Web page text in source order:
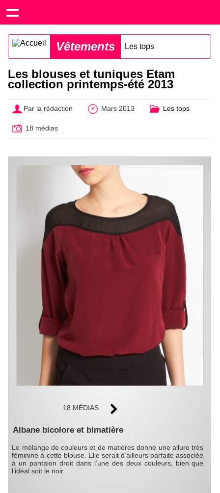
Vêtements Les tops
Les blouses et tuniques Etam
collection printemps-été 2013
Par la rédaction Mars 2013 Les tops
18 médias
18 MÉDIAS
Albane bicolore et bimatière
Le mélange de couleurs et de matières donne une allure très
féminine à cette blouse. Elle serait d’ailleurs parfaite associée
à un pantalon droit dans l’une des deux couleurs, bien que
l’idéal soit le noir.